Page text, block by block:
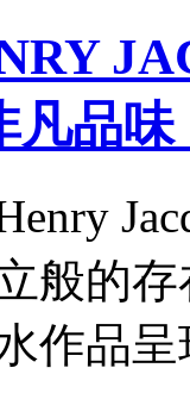
凡品味
般的
作品呈